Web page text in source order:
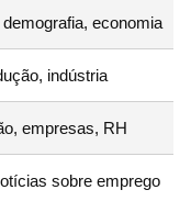
economia
indústria
empresas, RH
sobre emprego